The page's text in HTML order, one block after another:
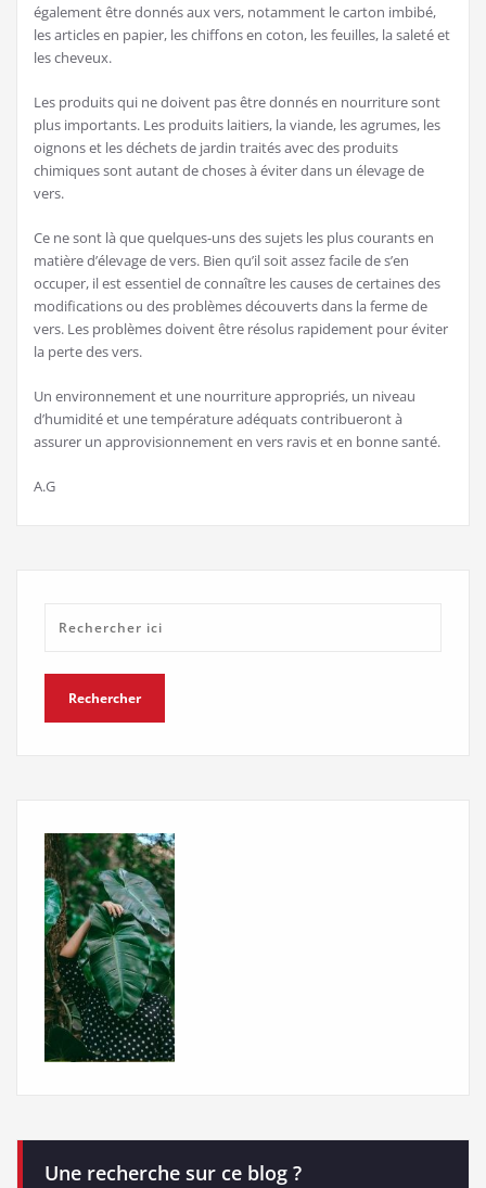
également être donnés aux vers, notamment le carton imbibé,
les articles en papier, les chiffons en coton, les feuilles, la saleté et
les cheveux.
Les produits qui ne doivent pas être donnés en nourriture sont
plus importants. Les produits laitiers, la viande, les agrumes, les
oignons et les déchets de jardin traités avec des produits
chimiques sont autant de choses à éviter dans un élevage de
vers.
Ce ne sont là que quelques-uns des sujets les plus courants en
matière d’élevage de vers. Bien qu’il soit assez facile de s’en
occuper, il est essentiel de connaître les causes de certaines des
modifications ou des problèmes découverts dans la ferme de
vers. Les problèmes doivent être résolus rapidement pour éviter
la perte des vers.
Un environnement et une nourriture appropriés, un niveau
d’humidité et une température adéquats contribueront à
assurer un approvisionnement en vers ravis et en bonne santé.
A.G
Une recherche sur ce blog ?